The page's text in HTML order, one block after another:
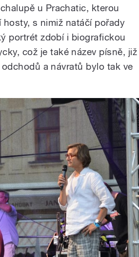
u Prachatic, kterou
s nimiž natáčí pořady
portrét zdobí i biografickou
což je také název písně, již
a návratů bylo tak ve